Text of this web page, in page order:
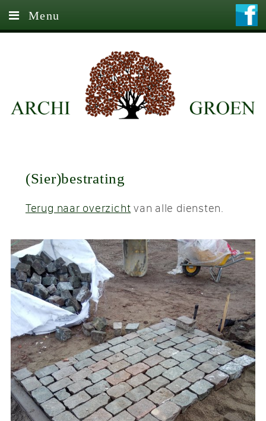
Menu
(Sier)bestrating
Terug naar overzicht van alle diensten.